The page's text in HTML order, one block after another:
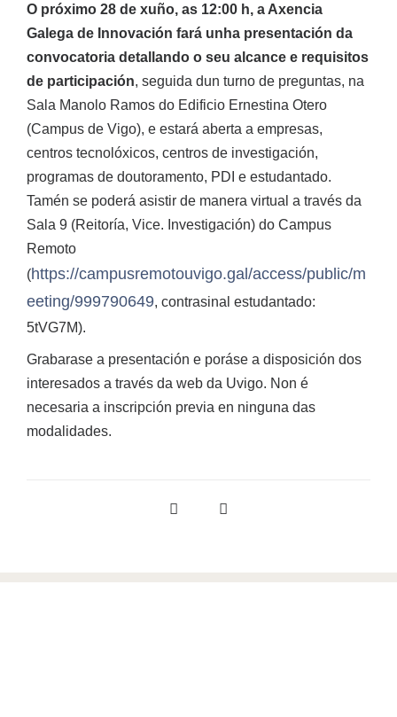
O próximo 28 de xuño, as 12:00 h, a Axencia
Galega de Innovación fará unha presentación da
convocatoria detallando o seu alcance e requisitos
de participación, seguida dun turno de preguntas, na
Sala Manolo Ramos do Edificio Ernestina Otero
(Campus de Vigo), e estará aberta a empresas,
centros tecnolóxicos, centros de investigación,
programas de doutoramento, PDI e estudantado.
Tamén se poderá asistir de manera virtual a través da
Sala 9 (Reitoría, Vice. Investigación) do Campus
Remoto
(https://campusremotouvigo.gal/access/public/m
eeting/999790649, contrasinal estudantado:
5tVG7M).
Grabarase a presentación e poráse a disposición dos
interesados a través da web da Uvigo. Non é
necesaria a inscripción previa en ninguna das
modalidades.